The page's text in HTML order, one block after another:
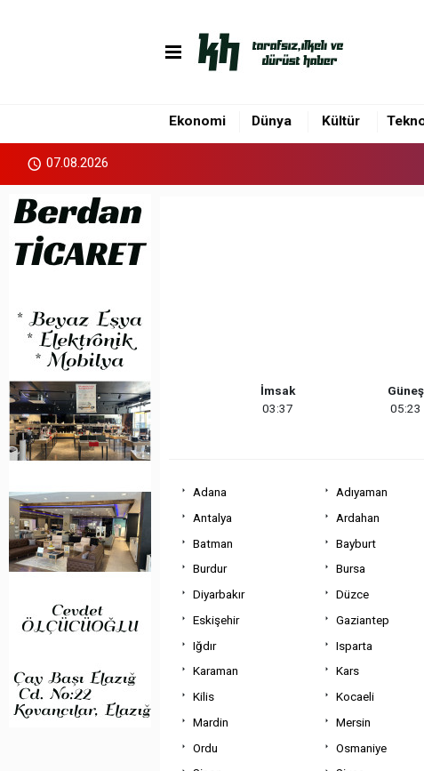
Ekonomi Dünya Kültür
07.08.2026
İmsak
03:37
Güneş
05:23
Adana Adıyaman
Antalya
Ardahan
Batman
Bayburt
Burdur
Bursa
Diyarbakır
Düzce
Eskişehir
Gaziantep
Iğdır
Isparta
Karaman
Kars
Kilis
Kocaeli
Mardin
Mersin
Ordu
Osmaniye